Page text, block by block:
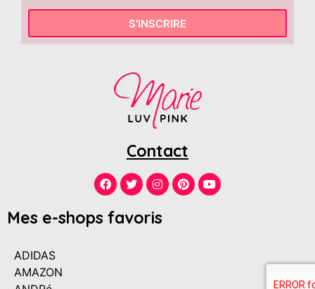
S'INSCRIRE
Contact
Mes e-shops favoris
ADIDAS
AMAZON